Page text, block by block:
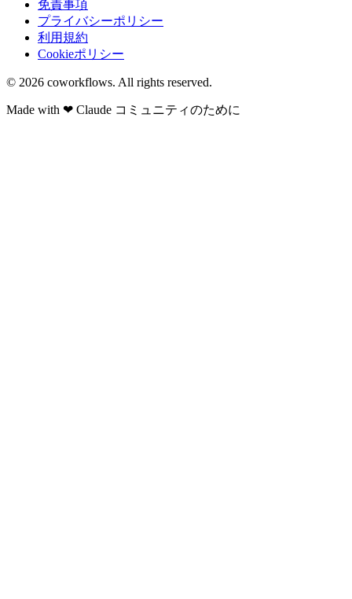
免責事項
プライバシーポリシー
利用規約
Cookieポリシー
© 2026 coworkflows. All rights reserved.
Made with ❤ Claude コミュニティのために